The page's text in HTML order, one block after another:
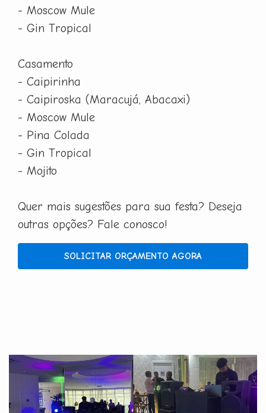
- Moscow Mule
- Gin Tropical
Casamento
- Caipirinha
- Caipiroska (Maracujá, Abacaxi)
- Moscow Mule
- Pina Colada
- Gin Tropical
- Mojito
Quer mais sugestões para sua festa? Deseja
outras opções? Fale conosco!
SOLICITAR ORÇAMENTO AGORA